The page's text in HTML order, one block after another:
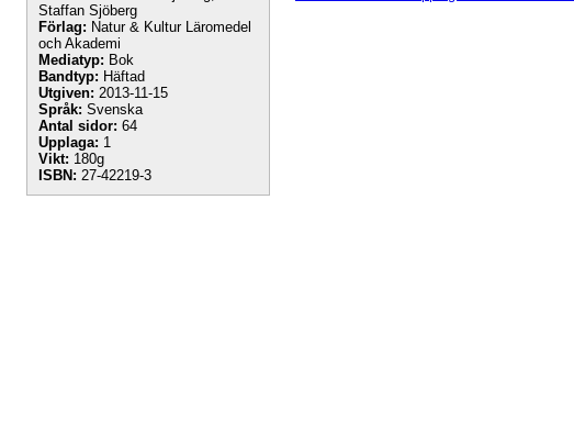
Staffan Sjöberg
Förlag: Natur & Kultur Läromedel
och Akademi
Mediatyp: Bok
Bandtyp: Häftad
Utgiven: 2013-11-15
Språk: Svenska
Antal sidor: 64
Upplaga: 1
Vikt: 180g
ISBN: 27-42219-3